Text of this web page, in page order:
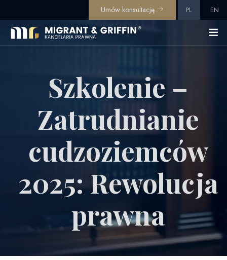
Umów konsultację PL EN
Szkolenie –
Zatrudnianie
cudzoziemców
2025: Rewolucja
prawna